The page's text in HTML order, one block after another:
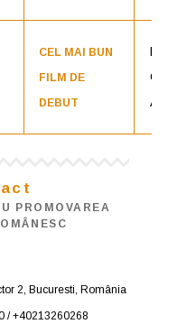
CEL MAI BUN
FILM DE
DEBUT
Bogdan
George
Apetri
PROMOVAREA
2, Bucuresti, România
/ +40213260268